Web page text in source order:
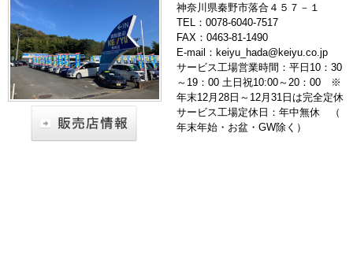
神奈川県秦野市落合４５７－１
TEL：0078-6040-7517
FAX：0463-81-1490
E-mail：keiyu_hada@keiyu.co.jp
サービス工場営業時間：平日10：30
～19：00 土日祝10:00～20：00 ※
年末12月28日～12月31日は完全定休
サービス工場定休日：年中無休 （
年末年始・お盆・GW除く）